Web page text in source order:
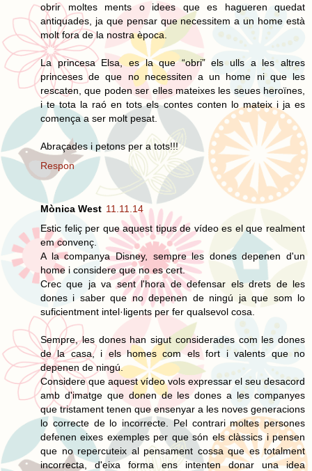
obrir moltes ments o idees que es hagueren quedat
antiquades, ja que pensar que necessitem a un home està
molt fora de la nostra època.
La princesa Elsa, es la que “obri” els ulls a les altres
princeses de que no necessiten a un home ni que les
rescaten, que poden ser elles mateixes les seues heroïnes,
i te tota la raó en tots els contes conten lo mateix i ja es
comença a ser molt pesat.
Abraçades i petons per a tots!!!
Respon
Mònica West 11.11.14
Estic feliç per que aquest tipus de vídeo es el que realment
em convenç.
A la companya Disney, sempre les dones depenen d'un
home i considere que no es cert.
Crec que ja va sent l'hora de defensar els drets de les
dones i saber que no depenen de ningú ja que som lo
suficientment intel·ligents per fer qualsevol cosa.
Sempre, les dones han sigut considerades com les dones
de la casa, i els homes com els fort i valents que no
depenen de ningú.
Considere que aquest vídeo vols expressar el seu desacord
amb d'imatge que donen de les dones a les companyes
que tristament tenen que ensenyar a les noves generacions
lo correcte de lo incorrecte. Pel contrari moltes persones
defenen eixes exemples per que són els clàssics i pensen
que no repercuteix al pensament cossa que es totalment
incorrecta, d'eixa forma ens intenten donar una idea